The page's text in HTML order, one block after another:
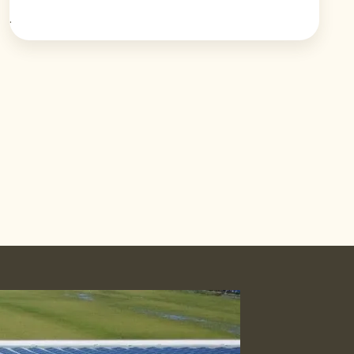
d’Afrique de l’Est
.